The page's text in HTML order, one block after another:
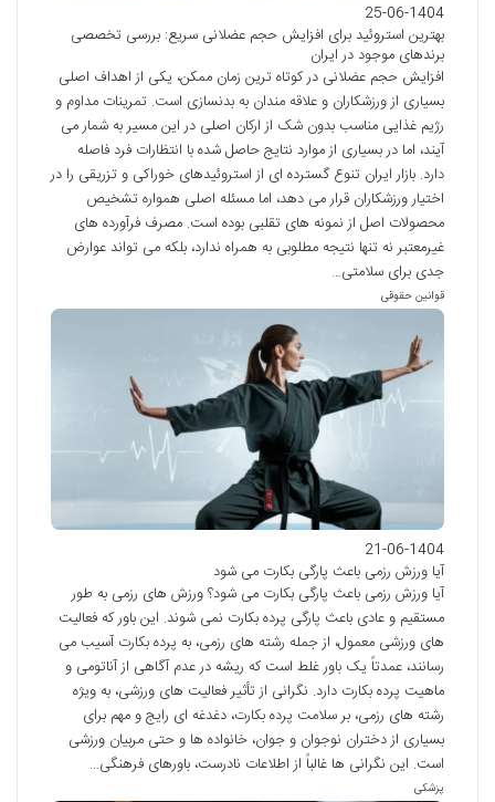
25-06-1404
بهترین استروئید برای افزایش حجم عضلانی سریع: بررسی تخصصی
برندهای موجود در ایران
افزایش حجم عضلانی در کوتاه ترین زمان ممکن، یکی از اهداف اصلی
بسیاری از ورزشکاران و علاقه مندان به بدنسازی است. تمرینات مداوم و
رژیم غذایی مناسب بدون شک از ارکان اصلی در این مسیر به شمار می
آیند، اما در بسیاری از موارد نتایج حاصل شده با انتظارات فرد فاصله
دارد. بازار ایران تنوع گسترده ای از استروئیدهای خوراکی و تزریقی را در
اختیار ورزشکاران قرار می دهد، اما مسئله اصلی همواره تشخیص
محصولات اصل از نمونه های تقلبی بوده است. مصرف فرآورده های
غیرمعتبر نه تنها نتیجه مطلوبی به همراه ندارد، بلکه می تواند عوارض
جدی برای سلامتی…
قوانین حقوقی
21-06-1404
آیا ورزش رزمی باعث پارگی بکارت می شود
آیا ورزش رزمی باعث پارگی بکارت می شود؟ ورزش های رزمی به طور
مستقیم و عادی باعث پارگی پرده بکارت نمی شوند. این باور که فعالیت
های ورزشی معمول، از جمله رشته های رزمی، به پرده بکارت آسیب می
رسانند، عمدتاً یک باور غلط است که ریشه در عدم آگاهی از آناتومی و
ماهیت پرده بکارت دارد. نگرانی از تأثیر فعالیت های ورزشی، به ویژه
رشته های رزمی، بر سلامت پرده بکارت، دغدغه ای رایج و مهم برای
بسیاری از دختران نوجوان و جوان، خانواده ها و حتی مربیان ورزشی
است. این نگرانی ها غالباً از اطلاعات نادرست، باورهای فرهنگی…
پزشکی